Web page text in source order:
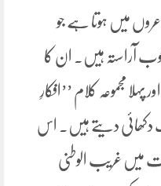
میں ہوتا ہے جو
آراستہ ہیں. ان کا
پہلا مجموعہ کلام ’’افکارِ
دکھائی دیتے ہیں. اس
میں غریب الوطنی